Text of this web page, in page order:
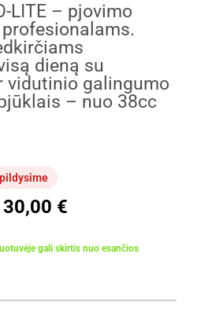
LITE – pjovimo
dieną su
vidutinio galingumo
– nuo 38cc
30,00 €
gali skirtis nuo esančios